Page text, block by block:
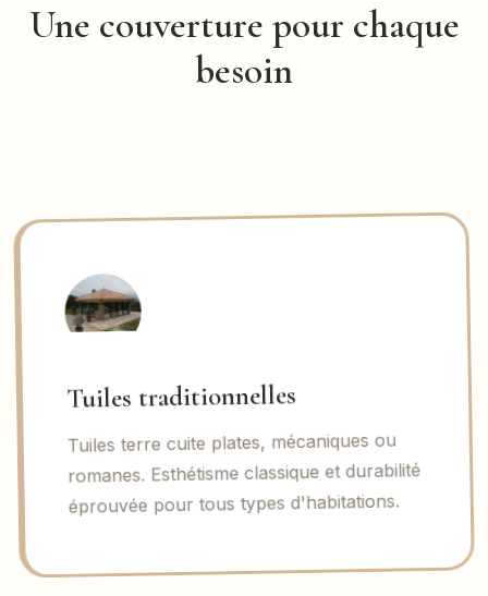
Une couverture pour chaque
besoin
Tuiles traditionnelles
Tuiles terre cuite plates, mécaniques ou
romanes. Esthétisme classique et durabilité
éprouvée pour tous types d'habitations.